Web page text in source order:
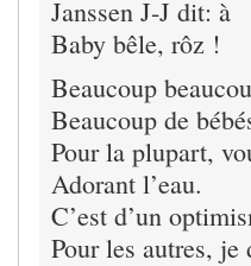
Janssen J-J dit: à
Baby bêle, rôz !
Beaucoup
Beaucoup de
Pour la plupart,
Adorant l’eau.
C’est d’un
Pour les autres,